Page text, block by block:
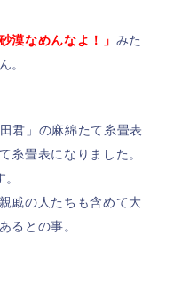
砂漠なめんなよ！」 みた
。
君」の麻綿たて糸畳表
糸畳表になりました。
戚の人たちも含めて大
るとの事。